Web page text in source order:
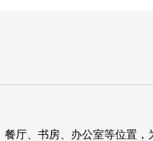
厅、书房、办公室等位置，